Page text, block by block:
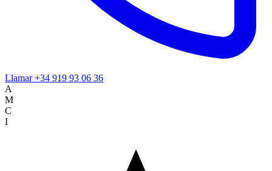
Llamar+34 919 93 06 36
A
M
C
I